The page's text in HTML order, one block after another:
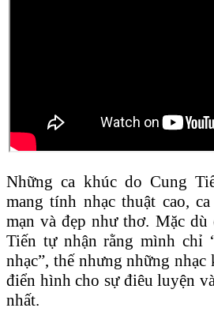
Những ca khúc do Cung
mang tính nhạc thuật cao,
mạn và đẹp như thơ. Mặc dù
Tiến tự nhận rằng mình chỉ
nhạc”, thế nhưng những nhạc
điển hình cho sự điêu luyện
nhất.